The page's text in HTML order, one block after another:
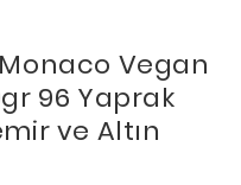
Vegan
96 Yaprak
ve Altın